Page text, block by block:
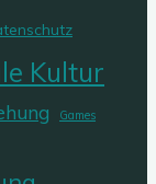
Kultur
Games